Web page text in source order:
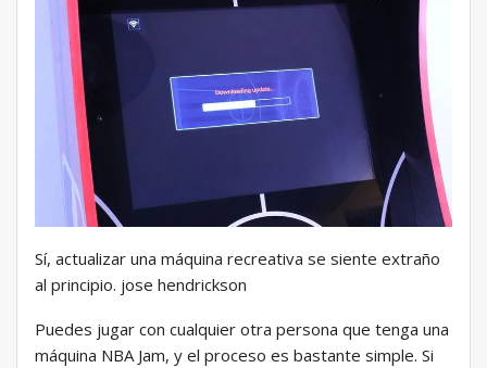
Sí, actualizar una máquina recreativa se siente extraño
al principio. jose hendrickson
Puedes jugar con cualquier otra persona que tenga una
máquina NBA Jam, y el proceso es bastante simple. Si